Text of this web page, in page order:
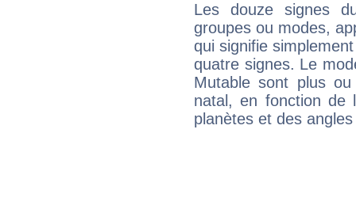
Les douze signes
groupes ou modes,
qui signifie
quatre signes. Le
Mutable sont plus
natal, en fonction de
planètes et des